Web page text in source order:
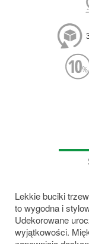
Lekkie buciki
to wygodna i
Udekorowane
wyjątkowości.